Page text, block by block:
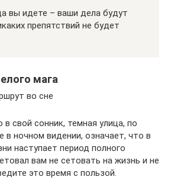
вы идете – ваши дела будут
препятствий не будет
мага
во сне
в свой сонник, темная улица, по
в ночном видении, означает, что в
наступает период полного
вам не сетовать на жизнь и не
это время с пользой.